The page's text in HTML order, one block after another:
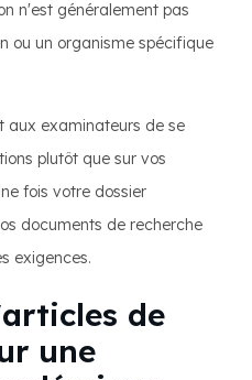
n'est généralement pas
ou un organisme spécifique
aux examinateurs de se
plutôt que sur vos
fois votre dossier
documents de recherche
exigences.
de
une